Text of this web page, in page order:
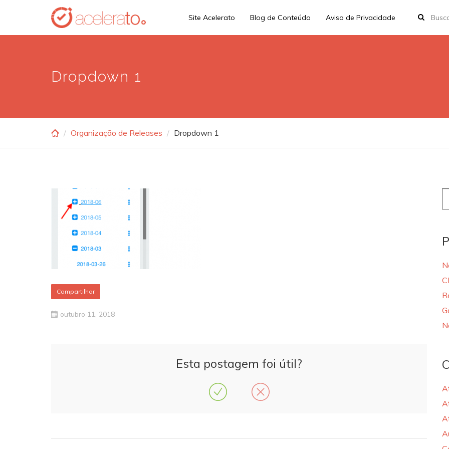
main
Site Acelerato Blog de Conteúdo Aviso de Privacidade
Dropdown 1
Organização de Releases Dropdown 1
Compartilhar
outubro 11, 2018
Esta postagem foi útil?